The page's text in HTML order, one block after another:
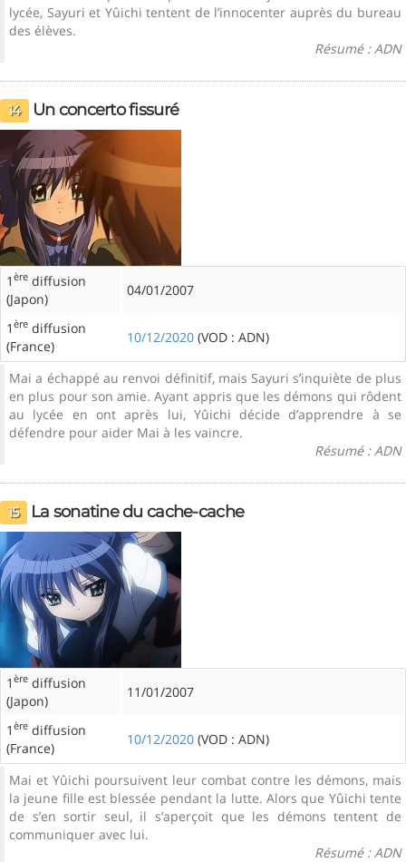
lycée, Sayuri et Yûichi tentent de l’innocenter auprès du bureau
des élèves.
Résumé : ADN
14 Un concerto fissuré
1 ère diffusion
(Japon)
04/01/2007
1 ère diffusion
(France)
10/12/2020 (VOD : ADN)
Mai a échappé au renvoi définitif, mais Sayuri s’inquiète de plus
en plus pour son amie. Ayant appris que les démons qui rôdent
au lycée en ont après lui, Yûichi décide d’apprendre à se
défendre pour aider Mai à les vaincre.
Résumé : ADN
15 La sonatine du cache-cache
1 ère diffusion
(Japon)
11/01/2007
1 ère diffusion
(France)
10/12/2020 (VOD : ADN)
Mai et Yûichi poursuivent leur combat contre les démons, mais
la jeune fille est blessée pendant la lutte. Alors que Yûichi tente
de s’en sortir seul, il s’aperçoit que les démons tentent de
communiquer avec lui.
Résumé : ADN